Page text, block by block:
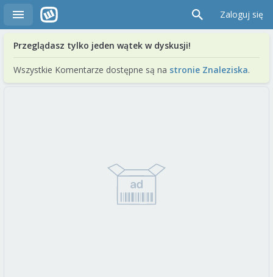
Zaloguj się
Przeglądasz tylko jeden wątek w dyskusji!
Wszystkie Komentarze dostępne są na stronie Znaleziska.